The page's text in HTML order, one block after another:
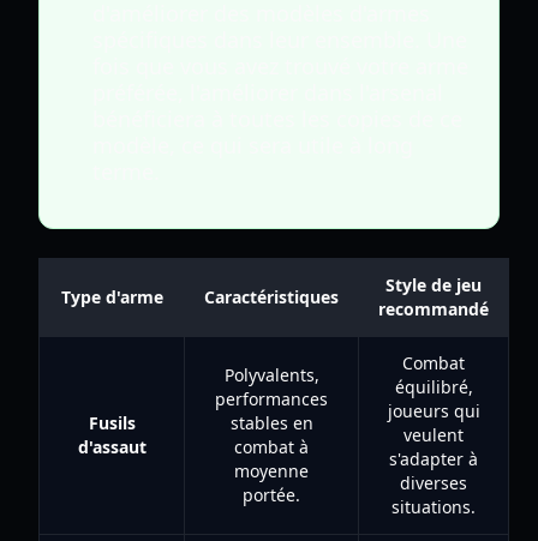
Type d'arme Caractéristiques
Style de jeu
recommandé
Fusils
d'assaut
Polyvalents,
performances
stables en
combat à
moyenne
portée.
Combat
équilibré,
joueurs qui
veulent
s'adapter à
diverses
situations.